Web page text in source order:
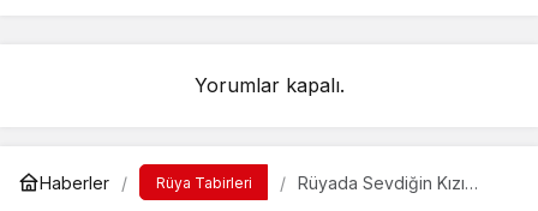
Yorumlar kapalı.
Haberler Rüya Tabirleri
Rüyada Sevdiğin Kızı